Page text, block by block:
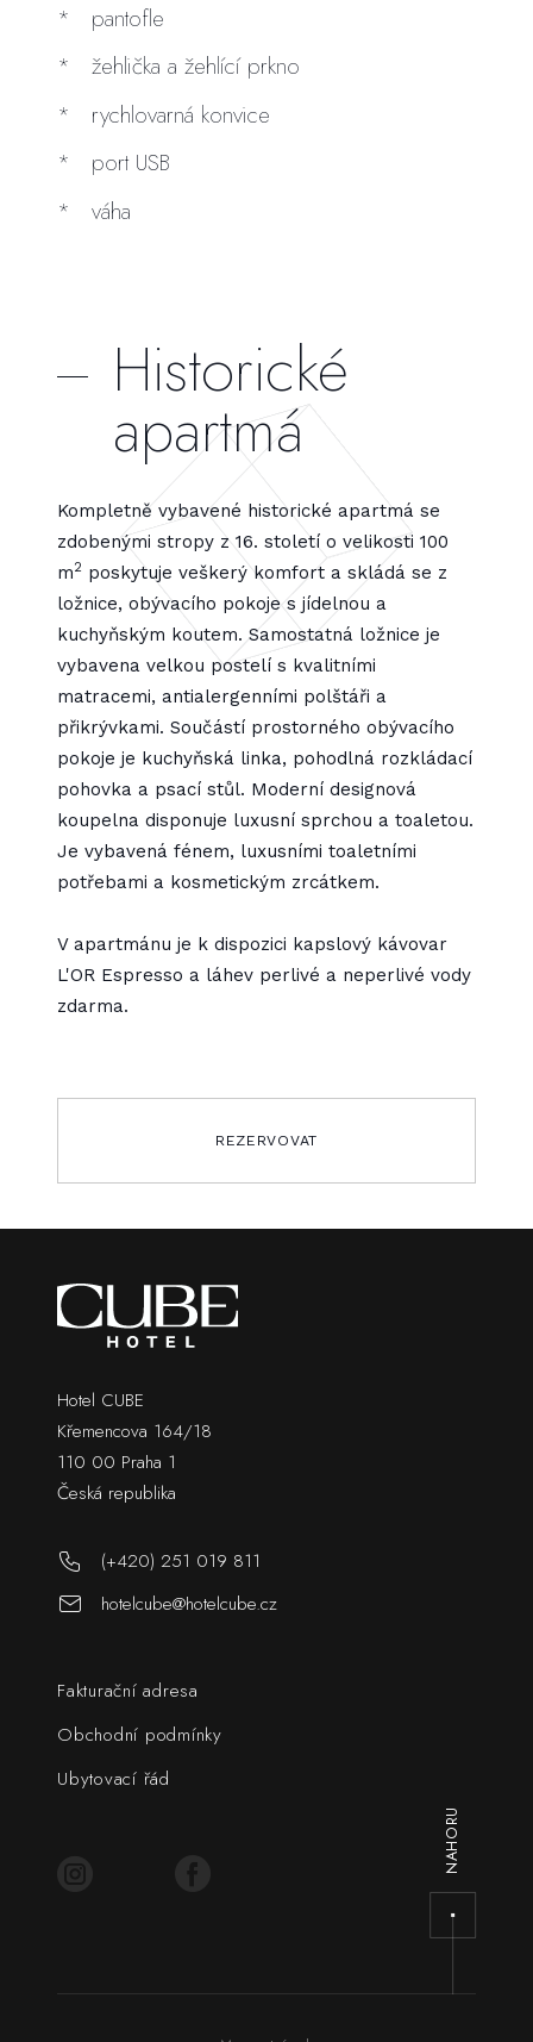
pantofle
žehlička a žehlící prkno
rychlovarná konvice
port USB
váha
Historické
apartmá
Kompletně vybavené historické apartmá se
zdobenými stropy z 16. století o velikosti 100
m2 poskytuje veškerý komfort a skládá se z
ložnice, obývacího pokoje s jídelnou a
kuchyňským koutem. Samostatná ložnice je
vybavena velkou postelí s kvalitními
matracemi, antialergenními polštáři a
přikrývkami. Součástí prostorného obývacího
pokoje je kuchyňská linka, pohodlná rozkládací
pohovka a psací stůl. Moderní designová
koupelna disponuje luxusní sprchou a toaletou.
Je vybavená fénem, luxusními toaletními
potřebami a kosmetickým zrcátkem.
V apartmánu je k dispozici kapslový kávovar
L'OR Espresso a láhev perlivé a neperlivé vody
zdarma.
REZERVOVAT
Hotel CUBE
Křemencova 164/18
110 00 Praha 1
Česká republika
(+420) 251 019 811
hotelcube@hotelcube.cz
Fakturační adresa
Obchodní podmínky
Ubytovací řád
NAHORU